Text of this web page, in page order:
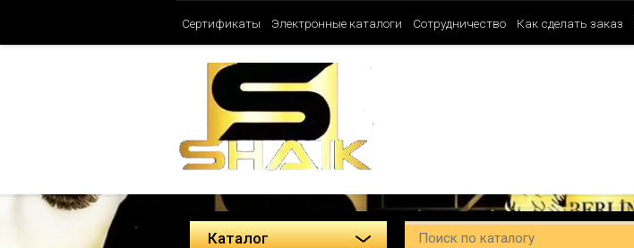
Сертификаты Электронные каталоги Сотрудничество Как сделать заказ
Таблица ароматов SHAIK (Женские)
Политика конфиденциальности
Каталог